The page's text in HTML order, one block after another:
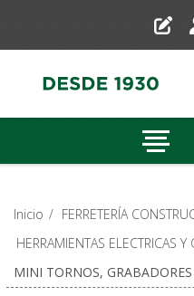
Inicio / FERRETERÍA
HERRAMIENTAS ELECTRICAS
MINI TORNOS, GRABADORES